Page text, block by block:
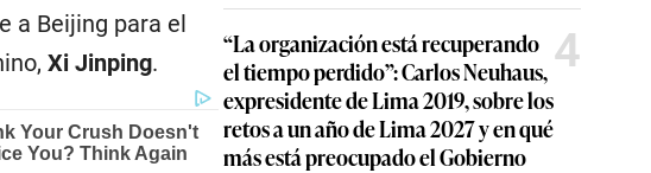
a Beijing para el
Xi Jinping.
“La organización está recuperando
el tiempo perdido”: Carlos Neuhaus,
expresidente de Lima 2019, sobre los
retos a un año de Lima 2027 y en qué
más está preocupado el Gobierno
4